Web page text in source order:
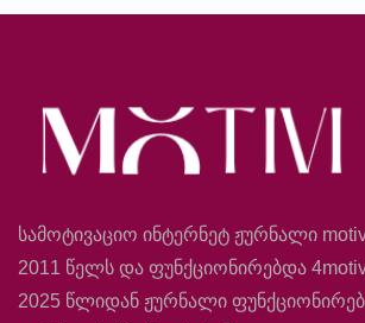
სამოტივაციო ინტერნეტ ჟურნალი
2011 წელს და ფუნქციონირებდა
2025 წლიდან ჟურნალი